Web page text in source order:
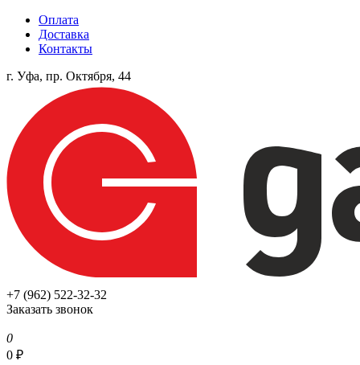
Оплата
Доставка
Контакты
г. Уфа, пр. Октября, 44
+7 (962) 522-32-32
Заказать звонок
0
0 ₽